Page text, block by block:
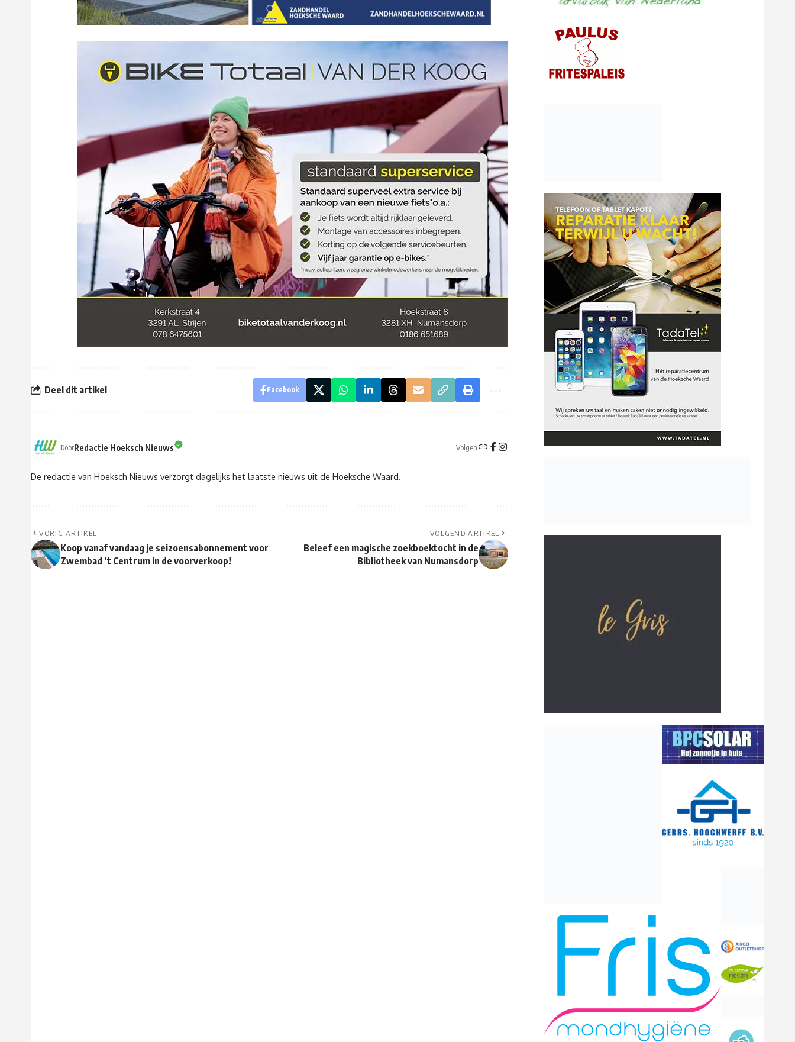
Deel dit artikel Facebook
DoorRedactie Hoeksch Nieuws Volgen
De redactie van Hoeksch Nieuws verzorgt dagelijks het laatste nieuws uit de Hoeksche Waard.
VORIG ARTIKEL
Koop vanaf vandaag je seizoensabonnement voor
Zwembad ’t Centrum in de voorverkoop!
VOLGEND ARTIKEL
Beleef een magische zoekboektocht in de
Bibliotheek van Numansdorp